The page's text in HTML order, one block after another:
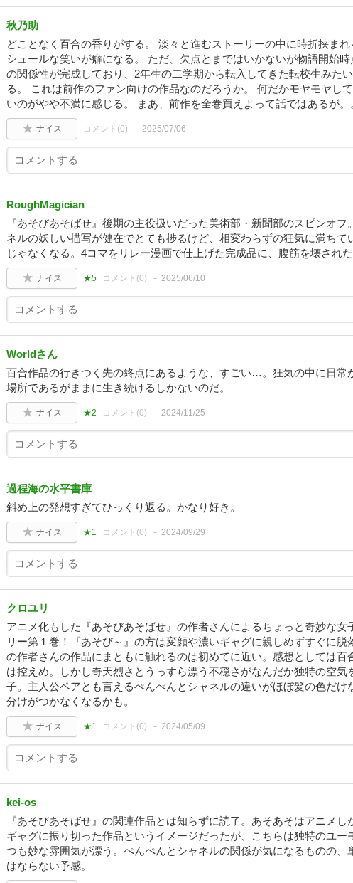
秋乃助
どことなく百合の香りがする。 淡々と進むストーリーの中に時折挟ま
シュールな笑いが癖になる。 ただ、欠点とまではいかないが物語開始
の関係性が完成しており、2年生の二学期から転入してきた転校生みた
る。 これは前作のファン向けの作品なのだろうか。 何だかモヤモヤし
いのがやや不満に感じる。 まあ、前作を全巻買えよって話ではあるが。
ナイス コメント(0) 2025/07/06
RoughMagician
『あそびあそばせ』後期の主役扱いだった美術部・新聞部のスピンオフ
ネルの妖しい描写が健在でとても捗るけど、相変わらずの狂気に満ちて
じゃなくなる。4コマをリレー漫画で仕上げた完成品に、腹筋を壊された
ナイス ★5 コメント(0) 2025/06/10
Worldさん
百合作品の行きつく先の終点にあるような、すごい…。狂気の中に日常
場所であるがままに生き続けるしかないのだ。
ナイス ★2 コメント(0) 2024/11/25
過程海の水平書庫
斜め上の発想すぎてひっくり返る。かなり好き。
ナイス ★1 コメント(0) 2024/09/29
クロユリ
アニメ化もした『あそびあそばせ』の作者さんによるちょっと奇妙な女
リー第１巻！『あそび～』の方は変顔や濃いギャグに親しめずすぐに脱
の作者さんの作品にまともに触れるのは初めてに近い。感想としては百
は控えめ。しかし奇天烈さとうっすら漂う不穏さがなんだか独特の空気
子。主人公ペアとも言えるぺんぺんとシャネルの違いがほぼ髪の色だけ
分けがつかなくなるかも。
ナイス ★1 コメント(0) 2024/05/09
kei-os
『あそびあそばせ』の関連作品とは知らずに読了。あそあそはアニメし
ギャグに振り切った作品というイメージだったが、こちらは独特のユー
つも妙な雰囲気が漂う。ぺんぺんとシャネルの関係が気になるものの、
はならない予感。